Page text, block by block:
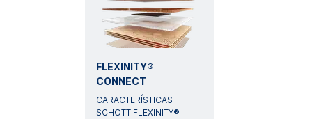
FLEXINITY®
CONNECT
CARACTERÍSTICAS
SCHOTT FLEXINITY®